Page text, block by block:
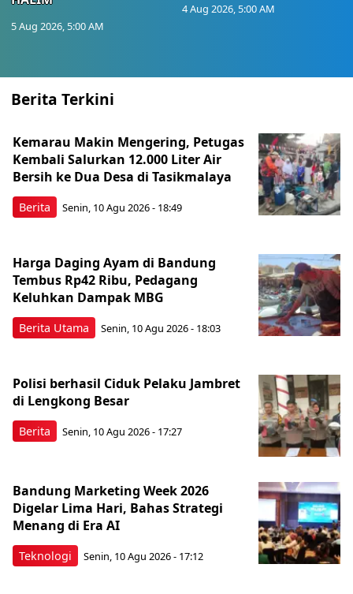
5 Aug 2026, 5:00 AM
4 Aug 2026, 5:00 AM
Berita Terkini
Berita
Kemarau Makin Mengering, Petugas
Kembali Salurkan 12.000 Liter Air
Bersih ke Dua Desa di Tasikmalaya
Senin, 10 Agu 2026 - 18:49
Berita Utama
Harga Daging Ayam di Bandung
Tembus Rp42 Ribu, Pedagang
Keluhkan Dampak MBG
Senin, 10 Agu 2026 - 18:03
Berita
Polisi berhasil Ciduk Pelaku Jambret
di Lengkong Besar
Senin, 10 Agu 2026 - 17:27
Teknologi
Bandung Marketing Week 2026
Digelar Lima Hari, Bahas Strategi
Menang di Era AI
Senin, 10 Agu 2026 - 17:12